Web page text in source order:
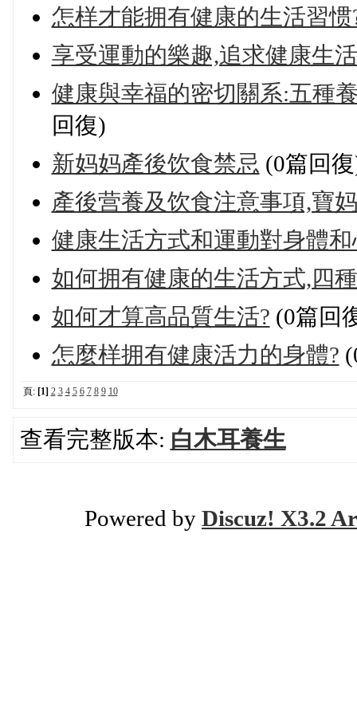
怎样才能拥有健康的生活習惯
享受運動的樂趣,追求健康生活
健康與幸福的密切關系:五種
回復)
新妈妈產後饮食禁忌 (0篇回
產後营養及饮食注意事項,寶
健康生活方式和運動對身體
如何拥有健康的生活方式,四
如何才算高品質生活? (0篇回
怎麼样拥有健康活力的身體?
頁: [1] 2 3 4 5 6 7 8 9 10
查看完整版本: 白木耳養生
Powered by Discuz! X3.2